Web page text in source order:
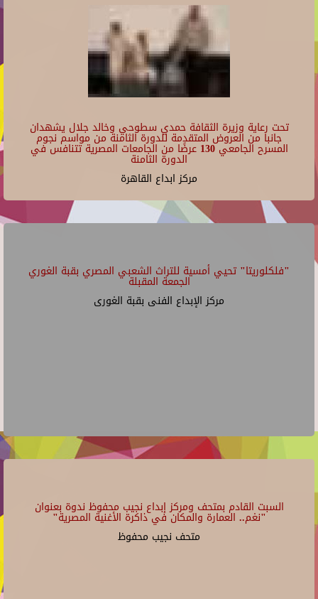
تحت رعاية وزيرة الثقافة حمدي سطوحي وخالد جلال يشهدان
جانبا من العروض المتقدمة للدورة الثامنة من مواسم نجوم
المسرح الجامعي 130 عرضًا من الجامعات المصرية تتنافس في
الدورة الثامنة
مركز ابداع القاهرة
"فلكلوريتا" تحيي أمسية للتراث الشعبي المصري بقبة الغوري
الجمعة المقبلة
مركز الإبداع الفنى بقبة الغورى
السبت القادم بمتحف ومركز إبداع نجيب محفوظ ندوة بعنوان
"نغم.. العمارة والمكان في ذاكرة الأغنية المصرية"
متحف نجيب محفوظ